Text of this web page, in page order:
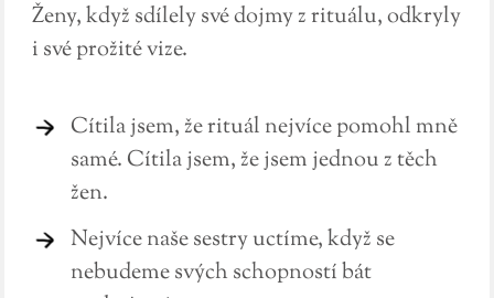
Ženy, když sdílely své dojmy z rituálu, odkryly
i své prožité vize.
Cítila jsem, že rituál nejvíce pomohl mně
samé. Cítila jsem, že jsem jednou z těch
žen.
Nejvíce naše sestry uctíme, když se
nebudeme svých schopností bát